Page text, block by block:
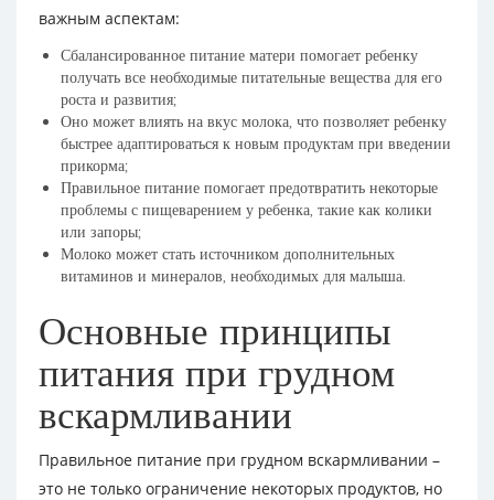
важным аспектам:
Сбалансированное питание матери помогает ребенку
получать все необходимые питательные вещества для его
роста и развития;
Оно может влиять на вкус молока, что позволяет ребенку
быстрее адаптироваться к новым продуктам при введении
прикорма;
Правильное питание помогает предотвратить некоторые
проблемы с пищеварением у ребенка, такие как колики
или запоры;
Молоко может стать источником дополнительных
витаминов и минералов, необходимых для малыша.
Основные принципы
питания при грудном
вскармливании
Правильное питание при грудном вскармливании –
это не только ограничение некоторых продуктов, но